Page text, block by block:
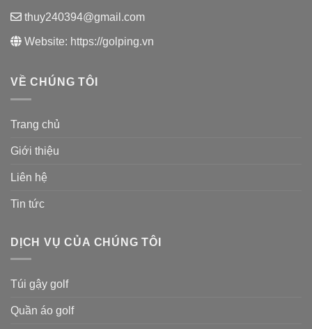
thuy240394@gmail.com
Website: https://golping.vn
VỀ CHÚNG TÔI
Trang chủ
Giới thiệu
Liên hệ
Tin tức
DỊCH VỤ CỦA CHÚNG TÔI
Túi gậy golf
Quần áo golf